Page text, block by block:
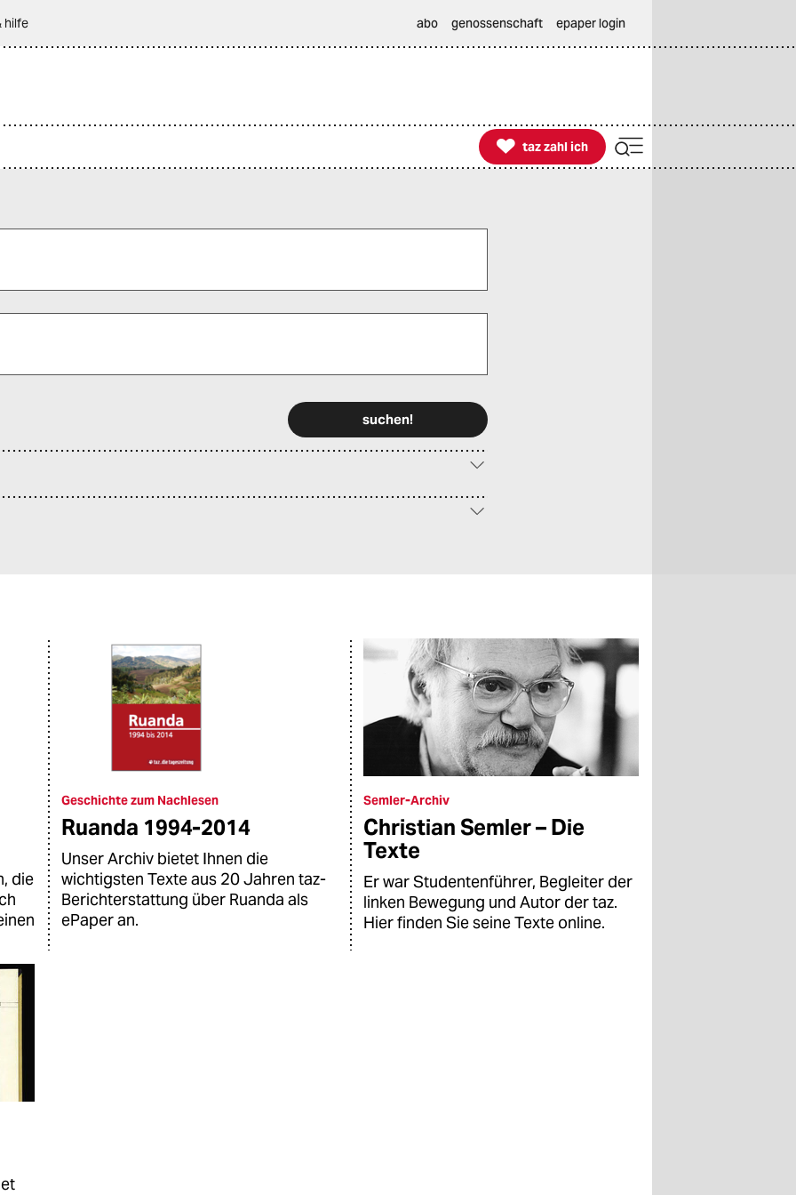
hilfe abo genossenschaft epaper login

taz zahl ich
taz zahl ich
die
Geschichte zum Nachlesen
Ruanda 1994-2014
Unser Archiv bietet Ihnen die
wichtigsten Texte aus 20 Jahren taz-
Berichterstattung über Ruanda als
ePaper an.
Semler-Archiv
Christian Semler – Die
Texte
Er war Studentenführer, Begleiter der
linken Bewegung und Autor der taz.
Hier finden Sie seine Texte online.